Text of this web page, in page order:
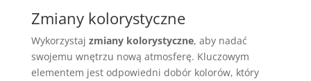
Zmiany kolorystyczne
Wykorzystaj zmiany kolorystyczne, aby nadać
swojemu wnętrzu nową atmosferę. Kluczowym
elementem jest odpowiedni dobór kolorów, który